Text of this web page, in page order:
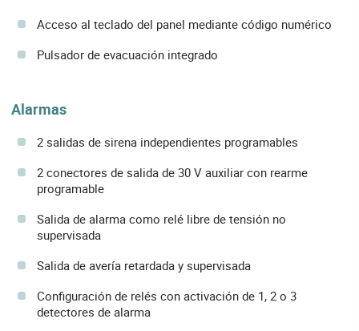
Acceso al teclado del panel mediante código numérico
Pulsador de evacuación integrado
Alarmas
2 salidas de sirena independientes programables
2 conectores de salida de 30 V auxiliar con rearme
programable
Salida de alarma como relé libre de tensión no
supervisada
Salida de avería retardada y supervisada
Configuración de relés con activación de 1, 2 o 3
detectores de alarma